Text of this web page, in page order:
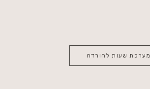
מערכת שעות להורדה